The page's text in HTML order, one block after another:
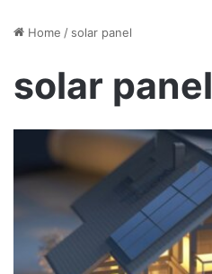
Home / solar panel
solar panel